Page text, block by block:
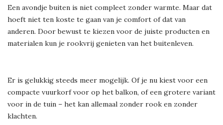
Een avondje buiten is niet compleet zonder warmte. Maar dat
hoeft niet ten koste te gaan van je comfort of dat van
anderen. Door bewust te kiezen voor de juiste producten en
materialen kun je rookvrij genieten van het buitenleven.
Er is gelukkig steeds meer mogelijk. Of je nu kiest voor een
compacte vuurkorf voor op het balkon, of een grotere variant
voor in de tuin – het kan allemaal zonder rook en zonder
klachten.